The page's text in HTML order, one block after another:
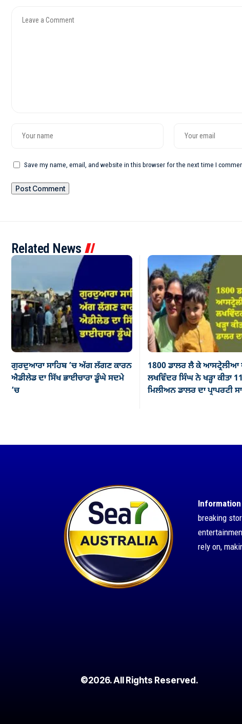
Save my name, email, and website in this browser for the next time I
Related News
ਗੁਰਦੁਆਰਾ ਸਾਹਿਬ ’ਚ ਅੱਗ ਲੱਗਣ ਕਾਰਨ
ਐਡੀਲੇਡ ਦਾ ਸਿੱਖ ਭਾਈਚਾਰਾ ਡੂੰਘੇ ਸਦਮੇ
’ਚ
1800 ਡਾਲਰ ਲੈ ਕੇ
ਲਖਵਿੰਦਰ ਸਿੰਘ ਨੇ ਖੜ੍ਹਾ ਕੀਤਾ 11
ਮਿਲੀਅਨ ਡਾਲਰ ਦਾ ਪ੍ਰਾਪਰਟੀ
Information
breaking
rely on,
©2026. All Rights Reserved.